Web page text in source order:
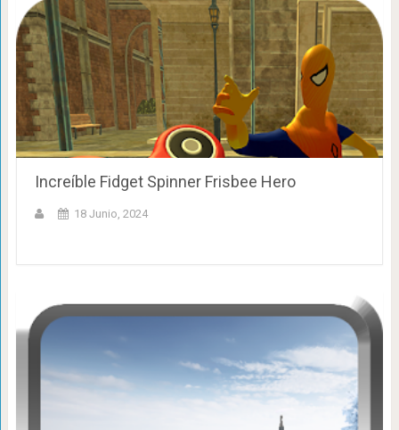
Increíble Fidget Spinner Frisbee Hero
18 Junio, 2024